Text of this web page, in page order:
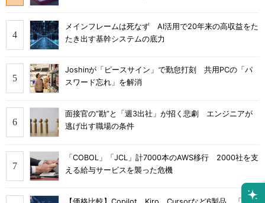
メインフレームは死なず AI活用で20年来の高収益をた
たき出す基幹システムの底力
Joshinが「ピースサイン」で勤怠打刻 共用PCの「パ
スワード忘れ」を解消
面接官の“勘”と「週3出社」が招く悲劇 エンジニアが
逃げ出す職場の条件
「COBOL」「JCL」計7000本のAWS移行 2000社を支
える給与サービスを襲った危機